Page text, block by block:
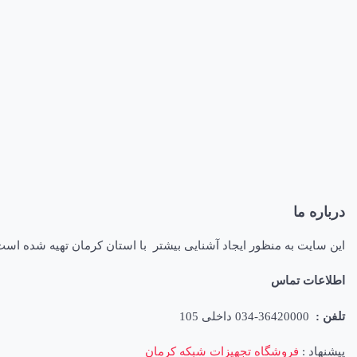
درباره ما
این سایت به منظور ایجاد آشنایی بیشتر با استان کرمان تهیه شده
اطلاعات تماس
تلفن :
پیشنهاد : فروشگاه تجهیزات شبکه کرمان